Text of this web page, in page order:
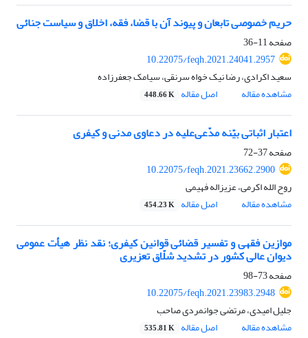
حریم خصوصی تابعان و پیوند آن با قضا، فقه، اخلاق و سیاست جنائی
صفحه11-36
10.22075/feqh.2021.24041.2957
سعید اکرادی، رضا نیک خواه سرنقی، سیامک جعفرزاده
مشاهده مقاله
اصل مقاله 448.66 K
اعتبار اثباتی بیّنه مدّعی‌علیه در دعاوی مدنی و کیفری
صفحه37-72
10.22075/feqh.2021.23662.2900
روح الله اکرمی، عزیزاله فهیمی
مشاهده مقاله
اصل مقاله 454.23 K
موازین فقهی و تفسیر قضائی قوانین کیفری؛ نقد نظر هیأت عمومی
دیوان عالی کشور در تشدید شلّاق تعزیری
صفحه73-98
10.22075/feqh.2021.23983.2948
جلیل امیدی، مرتضی جوانمردی صاحب
مشاهده مقاله
اصل مقاله 535.81 K